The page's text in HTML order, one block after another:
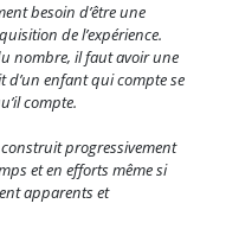
besoin d’être une
de l’expérience.
nombre, il faut avoir une
d’un enfant qui compte se
compte.
progressivement
et en efforts même si
apparents et